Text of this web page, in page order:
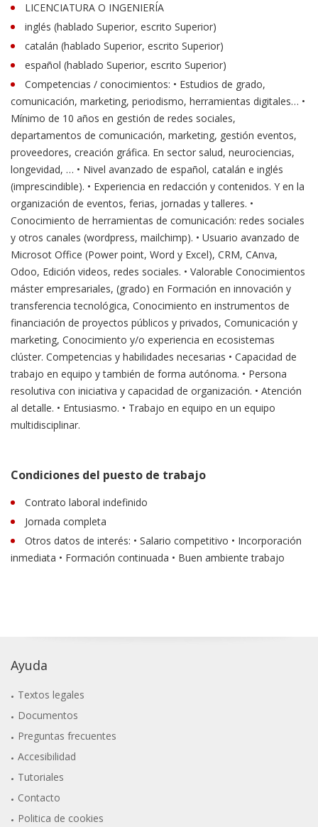
LICENCIATURA O INGENIERÍA
inglés (hablado Superior, escrito Superior)
catalán (hablado Superior, escrito Superior)
español (hablado Superior, escrito Superior)
Competencias / conocimientos: • Estudios de grado,
comunicación, marketing, periodismo, herramientas digitales… •
Mínimo de 10 años en gestión de redes sociales,
departamentos de comunicación, marketing, gestión eventos,
proveedores, creación gráfica. En sector salud, neurociencias,
longevidad, … • Nivel avanzado de español, catalán e inglés
(imprescindible). • Experiencia en redacción y contenidos. Y en la
organización de eventos, ferias, jornadas y talleres. •
Conocimiento de herramientas de comunicación: redes sociales
y otros canales (wordpress, mailchimp). • Usuario avanzado de
Microsot Office (Power point, Word y Excel), CRM, CAnva,
Odoo, Edición videos, redes sociales. • Valorable Conocimientos
máster empresariales, (grado) en Formación en innovación y
transferencia tecnológica, Conocimiento en instrumentos de
financiación de proyectos públicos y privados, Comunicación y
marketing, Conocimiento y/o experiencia en ecosistemas
clúster. Competencias y habilidades necesarias • Capacidad de
trabajo en equipo y también de forma autónoma. • Persona
resolutiva con iniciativa y capacidad de organización. • Atención
al detalle. • Entusiasmo. • Trabajo en equipo en un equipo
multidisciplinar.
Condiciones del puesto de trabajo
Contrato laboral indefinido
Jornada completa
Otros datos de interés: • Salario competitivo • Incorporación
inmediata • Formación continuada • Buen ambiente trabajo
Ayuda
Textos legales
Documentos
Preguntas frecuentes
Accesibilidad
Tutoriales
Contacto
Politica de cookies